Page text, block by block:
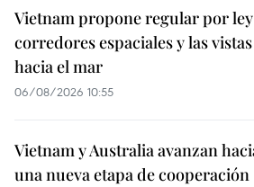
Vietnam propone regular por
corredores espaciales y las vistas
hacia el mar
06/08/2026 10:55
Vietnam y Australia avanzan
una nueva etapa de cooperación